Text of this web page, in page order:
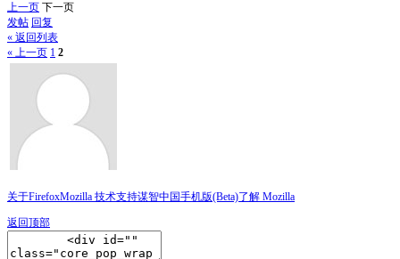
上一页 下一页
发帖 回复
« 返回列表
« 上一页 1 2
关于FirefoxMozilla 技术支持谋智中国手机版(Beta)了解 Mozilla
返回顶部